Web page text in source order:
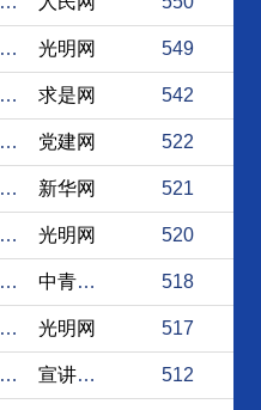
全面把握中国经济发展的“实... 光明网 549
推进思想建党和制度治党协同... 求是网 542
深刻理解引领中国经济发展新... 党建网 522
金融业扩大对外开放需增强三... 新华网 521
依托主动扩大进口推进高质量... 光明网 520
守望初心，砥砺奋进，做坚定... 中青在线 518
整理出版，是对古籍善本最好... 光明网 517
中国共产党何以能够青春永驻 宣讲家网 512